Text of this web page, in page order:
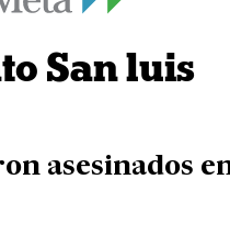
San luis
asesinados